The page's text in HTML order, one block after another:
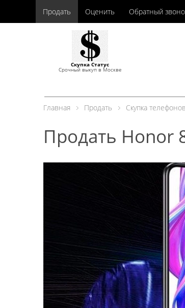
Продать Оценить Обратный
Скупка Статус
Срочный выкуп в Москве
Главная Продать Скупка телефонов
Продать Honor